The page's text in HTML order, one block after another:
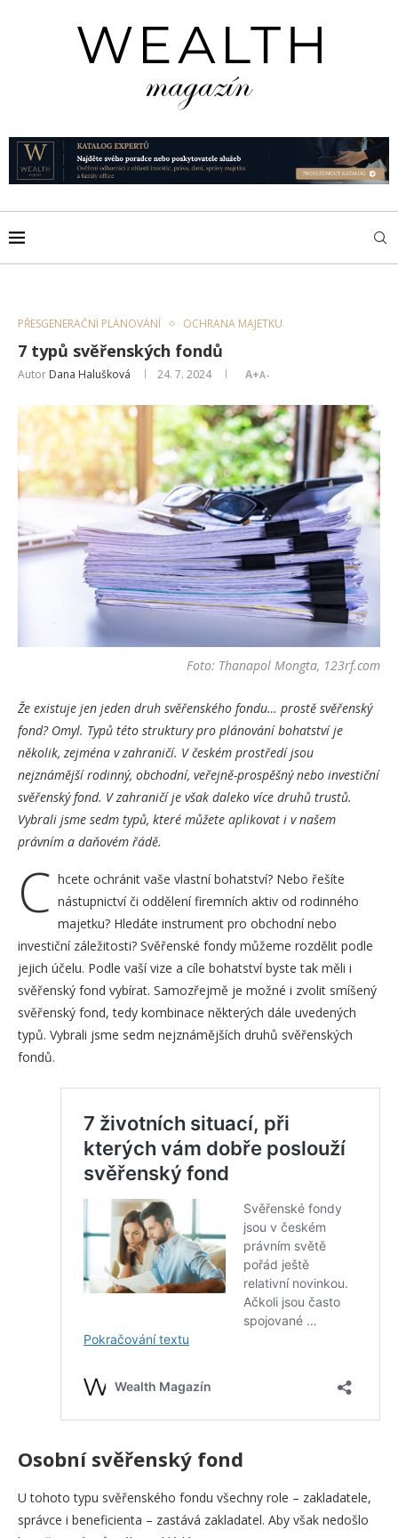
PŘESGENERAČNÍ PLÁNOVÁNÍ OCHRANA MAJETKU
7 typů svěřenských fondů
Autor Dana Halušková 24. 7. 2024 A+A-
Foto: Thanapol Mongta, 123rf.com
Že existuje jen jeden druh svěřenského fondu… prostě svěřenský
fond? Omyl. Typů této struktury pro plánování bohatství je
několik, zejména v zahraničí. V českém prostředí jsou
nejznámější rodinný, obchodní, veřejně-prospěšný nebo investiční
svěřenský fond. V zahraničí je však daleko více druhů trustů.
Vybrali jsme sedm typů, které můžete aplikovat i v našem
právním a daňovém řádě.
C hcete ochránit vaše vlastní bohatství? Nebo řešíte
nástupnictví či oddělení firemních aktiv od rodinného
majetku? Hledáte instrument pro obchodní nebo
investiční záležitosti? Svěřenské fondy můžeme rozdělit podle
jejich účelu. Podle vaší vize a cíle bohatství byste tak měli i
svěřenský fond vybírat. Samozřejmě je možné i zvolit smíšený
svěřenský fond, tedy kombinace některých dále uvedených
typů. Vybrali jsme sedm nejznámějších druhů svěřenských
fondů.
Osobní svěřenský fond
U tohoto typu svěřenského fondu všechny role – zakladatele,
správce i beneficienta – zastává zakladatel. Aby však nedošlo